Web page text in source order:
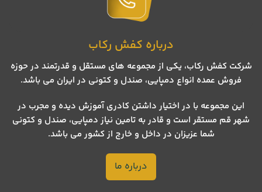
درباره کفش رکاب
شرکت کفش رکاب، یکی از مجموعه های مستقل و قدرتمند در حوزه
فروش عمده انواع دمپایی، صندل و کتونی در ایران می باشد.
این مجموعه با در اختیار داشتن کادری آموزش دیده و مجرب در
شهر قم مستقر است و قادر به تامین نیاز دمپایی، صندل و کتونی
شما عزیزان در داخل و خارج از کشور می باشد.
درباره ما